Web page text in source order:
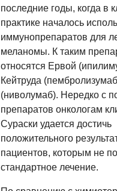
последние годы, когда в
практике началось
иммунопрепаратов для
меланомы. К таким
относятся Ервой
Кейтруда
(ниволумаб). Нередко с
препаратов онкологам
Сураски удается достичь
положительного
пациентов, которым не
стандартное лечение.